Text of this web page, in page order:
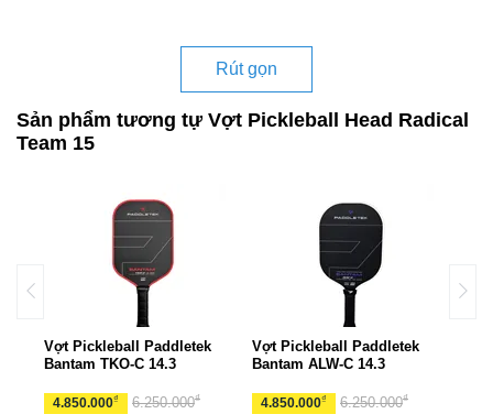
Rút gọn
Sản phẩm tương tự Vợt Pickleball Head Radical
Team 15
Vợt Pickleball Paddletek
Bantam TKO-C 14.3
4.850.000₫ 6.250.000₫
Vợt Pickleball Paddletek
Bantam ALW-C 14.3
4.850.000₫ 6.250.000₫